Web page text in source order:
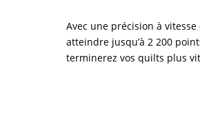
Avec une précision à
atteindre jusqu’à 2 200
terminerez vos quilts plus